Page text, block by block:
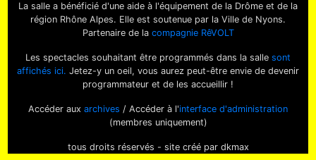
La salle a bénéficié d'une aide à l'équipement de la Drôme et de la
région Rhône Alpes. Elle est soutenue par la Ville de Nyons.
Partenaire de la compagnie RêVOLT
Les spectacles souhaitant être programmés dans la salle sont
affichés ici. Jetez-y un oeil, vous aurez peut-être envie de devenir
programmateur et de les accueillir !
Accéder aux archives / Accéder à l'interface d'administration
(membres uniquement)
tous droits réservés - site créé par dkmax